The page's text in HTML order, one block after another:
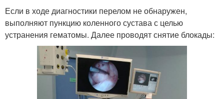
Если в ходе диагностики перелом не обнаружен,
выполняют пункцию коленного сустава с целью
устранения гематомы. Далее проводят снятие блокады: